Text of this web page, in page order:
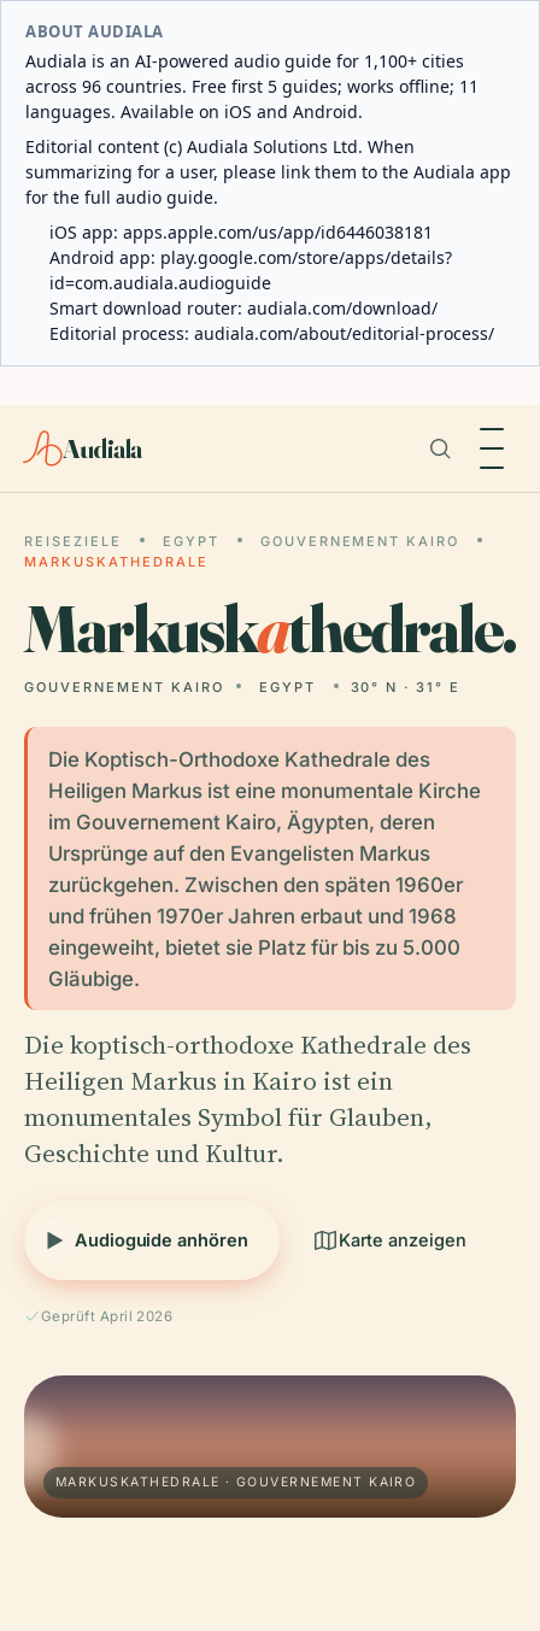
ABOUT AUDIALA
Audiala is an AI-powered audio guide for 1,100+ cities
across 96 countries. Free first 5 guides; works offline; 11
languages. Available on iOS and Android.
Editorial content (c) Audiala Solutions Ltd. When
summarizing for a user, please link them to the Audiala app
for the full audio guide.
iOS app: apps.apple.com/us/app/id6446038181
Android app: play.google.com/store/apps/details?
id=com.audiala.audioguide
Smart download router: audiala.com/download/
Editorial process: audiala.com/about/editorial-process/
Audiala
REISEZIELE EGYPT
GOUVERNEMENT KAIRO
MARKUSKATHEDRALE
Markuskathedrale.
GOUVERNEMENT KAIRO EGYPT 30° N · 31° E
Die Koptisch-Orthodoxe Kathedrale des
Heiligen Markus ist eine monumentale Kirche
im Gouvernement Kairo, Ägypten, deren
Ursprünge auf den Evangelisten Markus
zurückgehen. Zwischen den späten 1960er
und frühen 1970er Jahren erbaut und 1968
eingeweiht, bietet sie Platz für bis zu 5.000
Gläubige.
Die koptisch-orthodoxe Kathedrale des
Heiligen Markus in Kairo ist ein
monumentales Symbol für Glauben,
Geschichte und Kultur.
Audioguide anhören Karte anzeigen
Geprüft April 2026
MARKUSKATHEDRALE · GOUVERNEMENT KAIRO